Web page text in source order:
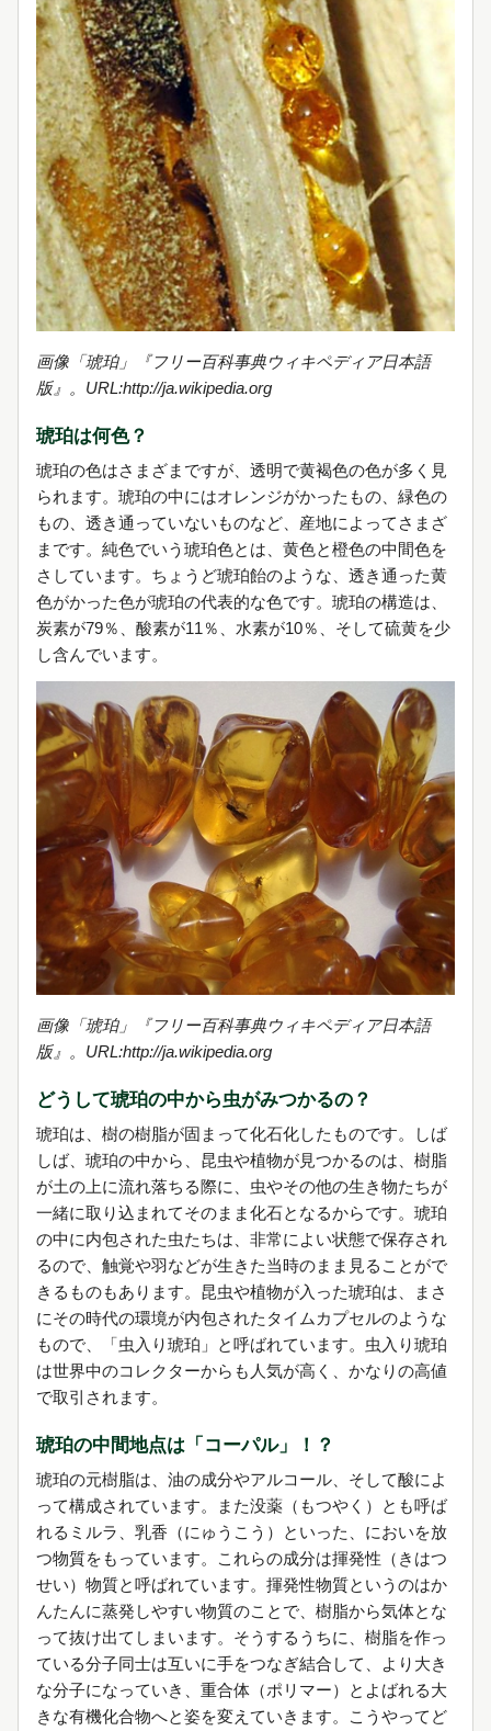
画像「琥珀」『フリー百科事典ウィキペディア日本語
版』。URL:http://ja.wikipedia.org
琥珀は何色？
琥珀の色はさまざまですが、透明で黄褐色の色が多く見
られます。琥珀の中にはオレンジがかったもの、緑色の
もの、透き通っていないものなど、産地によってさまざ
まです。純色でいう琥珀色とは、黄色と橙色の中間色を
さしています。ちょうど琥珀飴のような、透き通った黄
色がかった色が琥珀の代表的な色です。琥珀の構造は、
炭素が79％、酸素が11％、水素が10％、そして硫黄を少
し含んでいます。
画像「琥珀」『フリー百科事典ウィキペディア日本語
版』。URL:http://ja.wikipedia.org
どうして琥珀の中から虫がみつかるの？
琥珀は、樹の樹脂が固まって化石化したものです。しば
しば、琥珀の中から、昆虫や植物が見つかるのは、樹脂
が土の上に流れ落ちる際に、虫やその他の生き物たちが
一緒に取り込まれてそのまま化石となるからです。琥珀
の中に内包された虫たちは、非常によい状態で保存され
るので、触覚や羽などが生きた当時のまま見ることがで
きるものもあります。昆虫や植物が入った琥珀は、まさ
にその時代の環境が内包されたタイムカプセルのような
もので、「虫入り琥珀」と呼ばれています。虫入り琥珀
は世界中のコレクターからも人気が高く、かなりの高値
で取引されます。
琥珀の中間地点は「コーパル」！？
琥珀の元樹脂は、油の成分やアルコール、そして酸によ
って構成されています。また没薬（もつやく）とも呼ば
れるミルラ、乳香（にゅうこう）といった、においを放
つ物質をもっています。これらの成分は揮発性（きはつ
せい）物質と呼ばれています。揮発性物質というのはか
んたんに蒸発しやすい物質のことで、樹脂から気体とな
って抜け出てしまいます。そうするうちに、樹脂を作っ
ている分子同士は互いに手をつなぎ結合して、より大き
な分子になっていき、重合体（ポリマー）とよばれる大
きな有機化合物へと姿を変えていきます。こうやってど